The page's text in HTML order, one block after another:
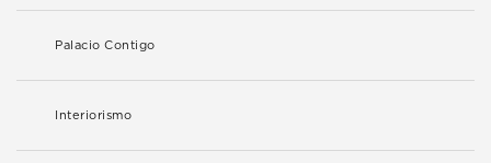
Palacio Contigo
Interiorismo